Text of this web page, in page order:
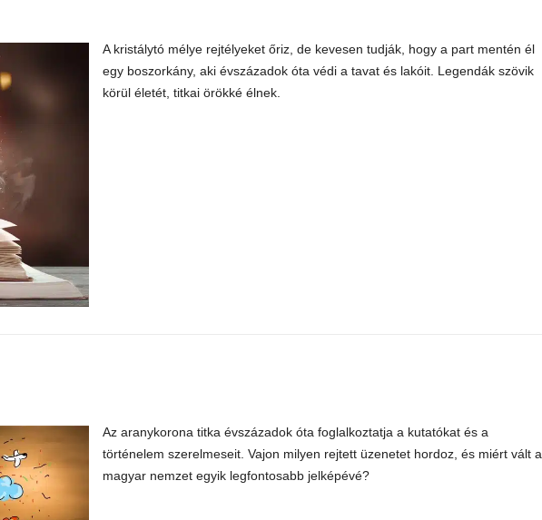
A kristálytó mélye rejtélyeket őriz, de kevesen tudják, hogy a part mentén él
egy boszorkány, aki évszázadok óta védi a tavat és lakóit. Legendák szövik
körül életét, titkai örökké élnek.
Az aranykorona titka évszázadok óta foglalkoztatja a kutatókat és a
történelem szerelmeseit. Vajon milyen rejtett üzenetet hordoz, és miért vált a
magyar nemzet egyik legfontosabb jelképévé?